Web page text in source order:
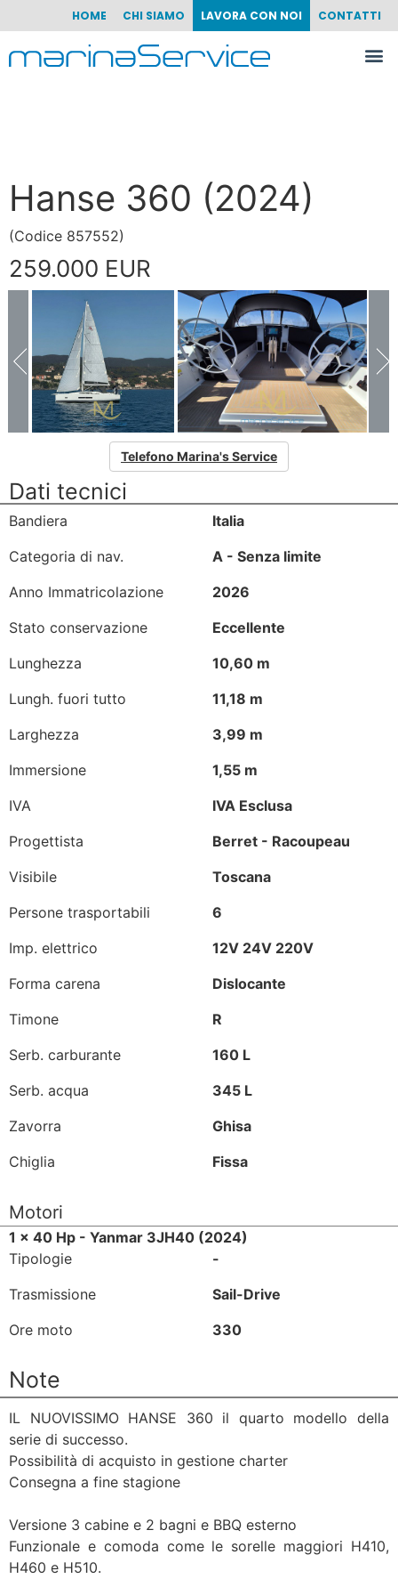
HOME CHI SIAMO LAVORA CON NOI CONTATTI
Hanse 360 (2024)
(Codice 857552)
259.000 EUR
Telefono Marina's Service
Dati tecnici
Bandiera
Italia
Categoria di nav.
A - Senza limite
Anno Immatricolazione
2026
Stato conservazione
Eccellente
Lunghezza
10,60 m
Lungh. fuori tutto
11,18 m
Larghezza
3,99 m
Immersione
1,55 m
IVA
IVA Esclusa
Progettista
Berret - Racoupeau
Visibile
Toscana
Persone trasportabili
6
Imp. elettrico
12V 24V 220V
Forma carena
Dislocante
Timone
R
Serb. carburante
160 L
Serb. acqua
345 L
Zavorra
Ghisa
Chiglia
Fissa
Motori
1 x 40 Hp - Yanmar 3JH40 (2024)
Tipologie
-
Trasmissione
Sail-Drive
Ore moto
330
Note
IL NUOVISSIMO HANSE 360 il quarto modello della
serie di successo.
Possibilità di acquisto in gestione charter
Consegna a fine stagione
Versione 3 cabine e 2 bagni e BBQ esterno
Funzionale e comoda come le sorelle maggiori H410,
H460 e H510.